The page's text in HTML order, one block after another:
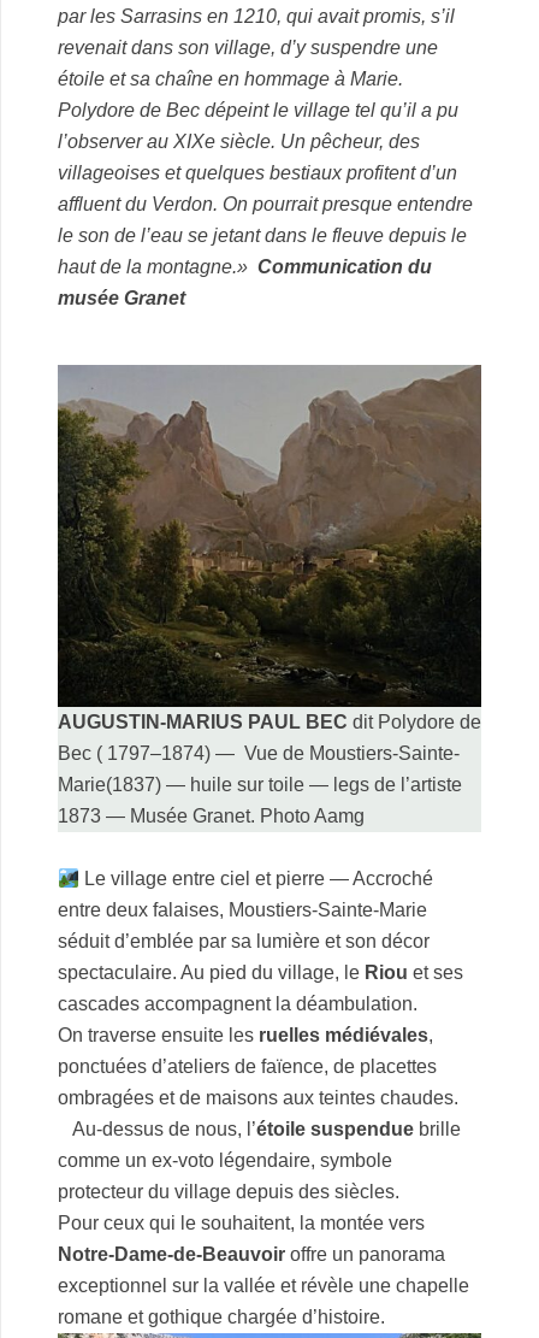
par les Sarrasins en 1210, qui avait promis, s’il
revenait dans son village, d’y suspendre une
étoile et sa chaîne en hommage à Marie.
Polydore de Bec dépeint le village tel qu’il a pu
l’observer au XIXe siècle. Un pêcheur, des
villageoises et quelques bestiaux profitent d’un
affluent du Verdon. On pourrait presque entendre
le son de l’eau se jetant dans le fleuve depuis le
haut de la montagne.» Communication du
musée Granet
AUGUSTIN-MARIUS PAUL BEC dit Polydore de
Bec ( 1797–1874) — Vue de Moustiers-Sainte-
Marie(1837) — huile sur toile — legs de l’artiste
1873 — Musée Granet. Photo Aamg
Le village entre ciel et pierre —Accroché
entre deux falaises, Moustiers-Sainte-Marie
séduit d’emblée par sa lumière et son décor
spectaculaire. Au pied du village, le Riou et ses
cascades accompagnent la déambulation.
On traverse ensuite les ruelles médiévales,
ponctuées d’ateliers de faïence, de placettes
ombragées et de maisons aux teintes chaudes.
Au-dessus de nous, l’étoile suspendue brille
comme un ex-voto légendaire, symbole
protecteur du village depuis des siècles.
Pour ceux qui le souhaitent, la montée vers
Notre-Dame-de-Beauvoir offre un panorama
exceptionnel sur la vallée et révèle une chapelle
romane et gothique chargée d’histoire.